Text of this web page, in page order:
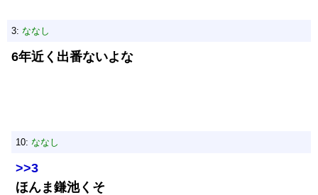
3: ななし
6年近く出番ないよな
10: ななし
>>3
ほんま鎌池くそ